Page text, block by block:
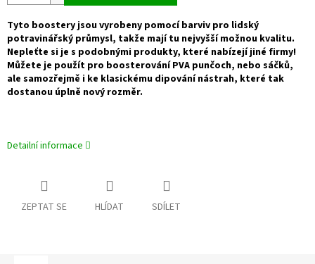
Tyto boostery jsou vyrobeny pomocí barviv pro lidský
potravinářský průmysl, takže mají tu nejvyšší možnou kvalitu.
Nepleťte si je s podobnými produkty, které nabízejí jiné firmy!
Můžete je použít pro boosterování PVA punčoch, nebo sáčků,
ale samozřejmě i ke klasickému dipování nástrah, které tak
dostanou úplně nový rozměr.
Detailní informace
ZEPTAT SE HLÍDAT SDÍLET